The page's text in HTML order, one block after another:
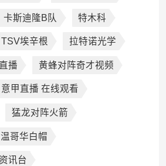
卡斯迪隆B队 特木科
TSV埃辛根 拉特诺光学
播 黄蜂对阵奇才视频
意甲直播 在线观看
猛龙对阵火箭
温哥华白帽
讯台